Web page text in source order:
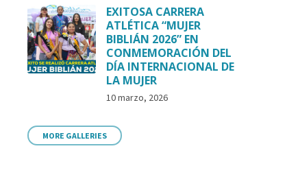
EXITOSA CARRERA
ATLÉTICA “MUJER
BIBLIÁN 2026” EN
CONMEMORACIÓN DEL
DÍA INTERNACIONAL DE
LA MUJER
10 marzo, 2026
MORE GALLERIES